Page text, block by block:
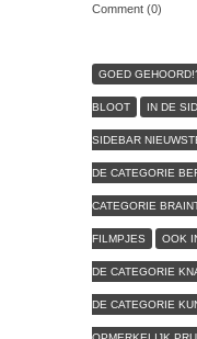
Comment (0)
GOED
BLOOT IN DE
SIDEBAR
DE CATEGORIE
CATEGORIE
FILMPJES OOK
DE CATEGORIE
DE CATEGORIE